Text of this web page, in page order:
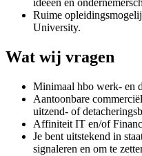
ideeën en
Ruime
University.
Wat wij vragen
Minimaal hbo werk- en
Aantoonbare
uitzend- of
Affiniteit IT en/of
Je bent uitstekend in
signaleren en om te